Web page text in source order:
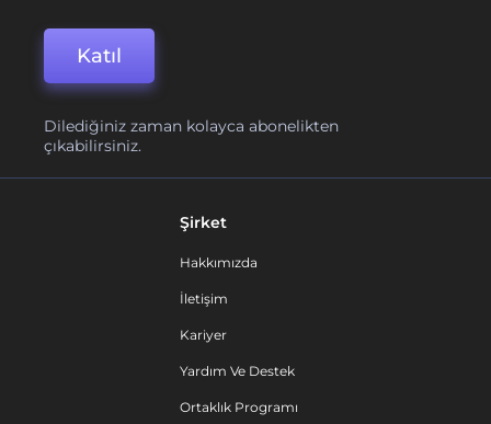
Katıl
Dilediğiniz zaman kolayca abonelikten
çıkabilirsiniz.
Şirket
Hakkımızda
İletişim
Kariyer
Yardım Ve Destek
Ortaklık Programı